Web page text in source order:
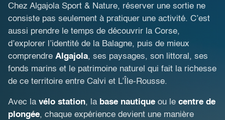
Chez Algajola Sport & Nature, réserver une sortie ne
consiste pas seulement à pratiquer une activité. C’est
aussi prendre le temps de découvrir la Corse,
d’explorer l’identité de la Balagne, puis de mieux
comprendre Algajola, ses paysages, son littoral, ses
fonds marins et le patrimoine naturel qui fait la richesse
de ce territoire entre Calvi et L’Île-Rousse.
Avec la vélo station, la base nautique ou le centre de
plongée, chaque expérience devient une manière